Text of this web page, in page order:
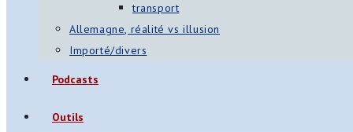
transport
Allemagne, réalité vs illusion
Importé/divers
Podcasts
Outils